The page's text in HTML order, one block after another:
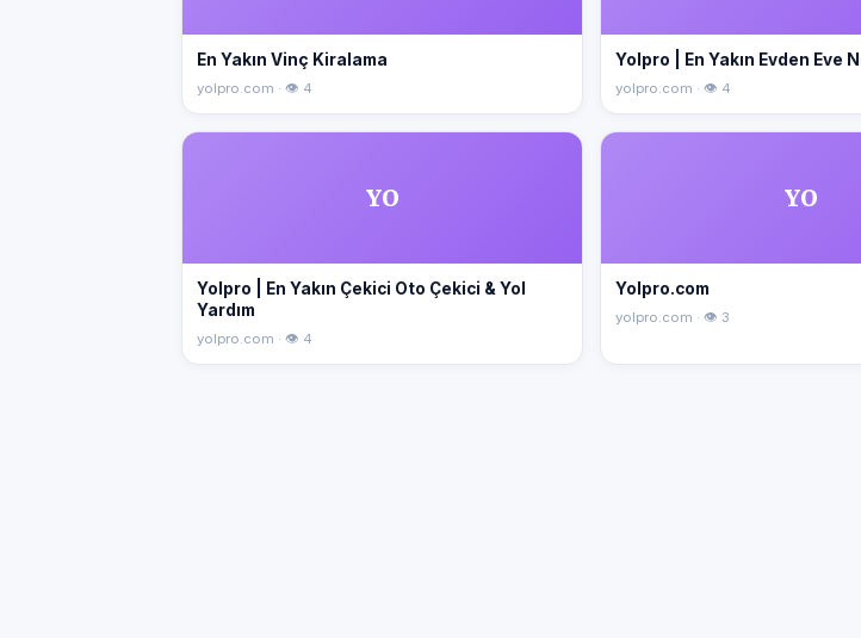
En Yakın Vinç Kiralama
yolpro.com · 👁 4
Yolpro | En Yakın Evden Eve
yolpro.com · 👁 4
YO
Yolpro | En Yakın Çekici Oto Çekici & Yol
Yardım
yolpro.com · 👁 4
YO
Yolpro.com
yolpro.com · 👁 3